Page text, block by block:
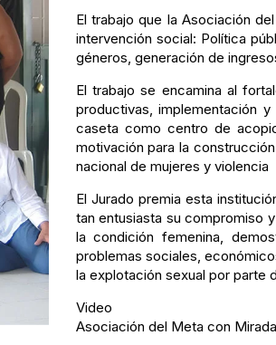
El trabajo que la Asociación
intervención social: Política
géneros, generación de
El trabajo se encamina al
productivas, implementación
caseta como centro de
motivación para la
nacional de mujeres y violencia
El Jurado premia esta
tan entusiasta su compromiso
la condición femenina,
problemas sociales,
la explotación sexual por parte
Video
Asociación del Meta con